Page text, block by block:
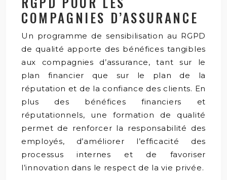
COMPAGNIES D’ASSURANCE
Un programme de sensibilisation au RGPD
de qualité apporte des bénéfices tangibles
aux compagnies d’assurance, tant sur le
plan financier que sur le plan de la
réputation et de la confiance des clients. En
plus des bénéfices financiers et
réputationnels, une formation de qualité
permet de renforcer la responsabilité des
employés, d’améliorer l’efficacité des
processus internes et de favoriser
l’innovation dans le respect de la vie privée.